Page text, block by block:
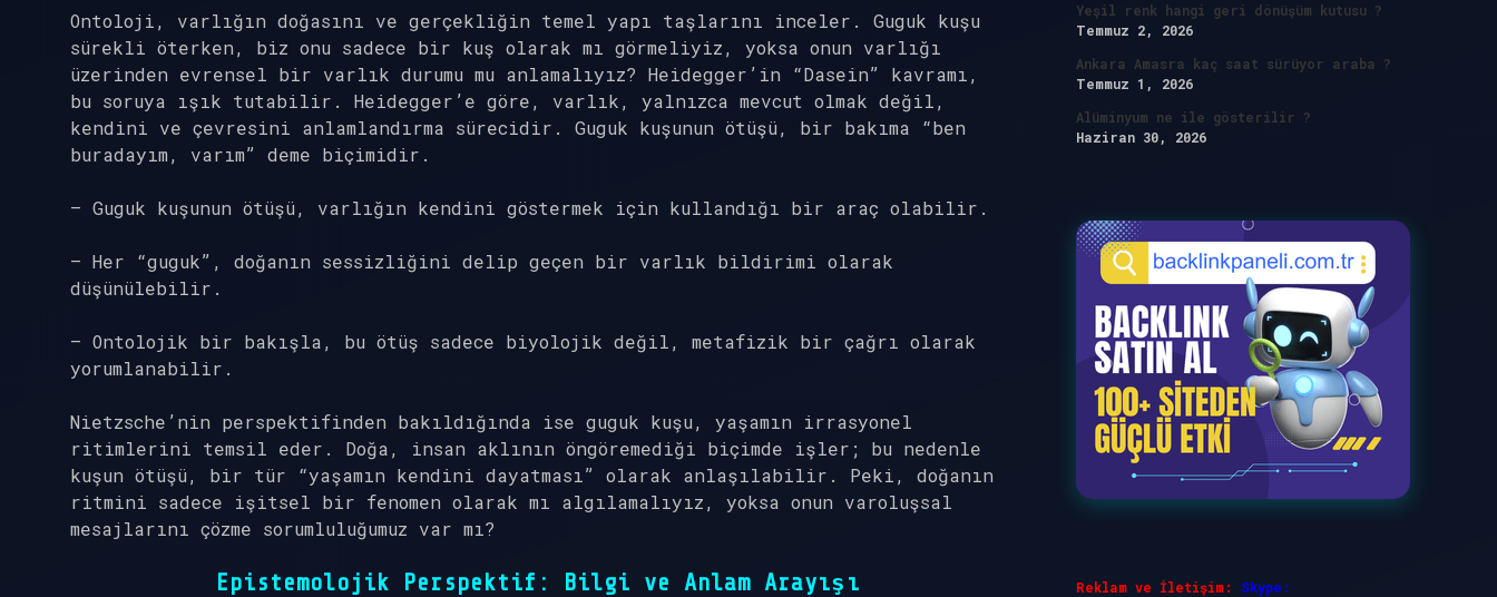
Ontoloji, varlığın doğasını ve gerçekliğin temel yapı taşlarını inceler. Guguk kuşu
sürekli öterken, biz onu sadece bir kuş olarak mı görmeliyiz, yoksa onun varlığı
üzerinden evrensel bir varlık durumu mu anlamalıyız? Heidegger’in “Dasein” kavramı,
bu soruya ışık tutabilir. Heidegger’e göre, varlık, yalnızca mevcut olmak değil,
kendini ve çevresini anlamlandırma sürecidir. Guguk kuşunun ötüşü, bir bakıma “ben
buradayım, varım” deme biçimidir.
– Guguk kuşunun ötüşü, varlığın kendini göstermek için kullandığı bir araç olabilir.
– Her “guguk”, doğanın sessizliğini delip geçen bir varlık bildirimi olarak
düşünülebilir.
– Ontolojik bir bakışla, bu ötüş sadece biyolojik değil, metafizik bir çağrı olarak
yorumlanabilir.
Nietzsche’nin perspektifinden bakıldığında ise guguk kuşu, yaşamın irrasyonel
ritimlerini temsil eder. Doğa, insan aklının öngöremediği biçimde işler; bu nedenle
kuşun ötüşü, bir tür “yaşamın kendini dayatması” olarak anlaşılabilir. Peki, doğanın
ritmini sadece işitsel bir fenomen olarak mı algılamalıyız, yoksa onun varoluşsal
mesajlarını çözme sorumluluğumuz var mı?
Epistemolojik Perspektif: Bilgi ve Anlam Arayışı
Yeşil renk hangi geri dönüşüm kutusu ?
Temmuz 2, 2026
Ankara Amasra kaç saat sürüyor araba ?
Temmuz 1, 2026
Alüminyum ne ile gösterilir ?
Haziran 30, 2026
Reklam ve İletişim:
Skype: